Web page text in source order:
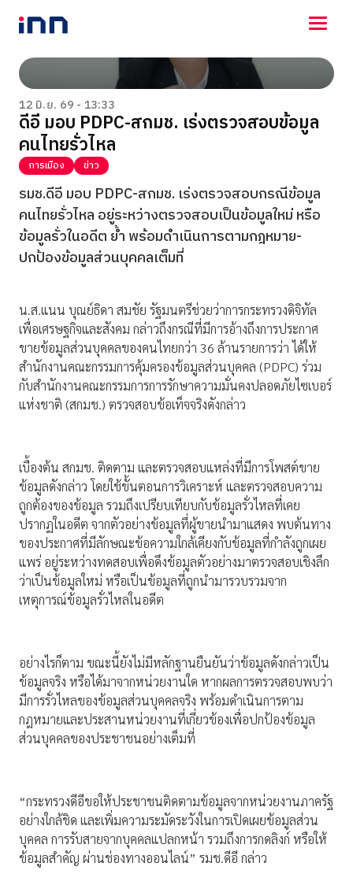
NEWS
ENTERTAINMENT
LIFESTYLE
HOROSCOPE
LOTTERY
VIDEO
ร่วมด้วยช่วยกัน
12 มิ.ย. 69 - 13:33
ดีอี มอบ PDPC-สกมช. เร่งตรวจสอบข้อมูล
คนไทยรั่วไหล
การเมือง ข่าว
รมช.ดีอี มอบ PDPC-สกมช. เร่งตรวจสอบกรณีข้อมูล
คนไทยรั่วไหล อยู่ระหว่างตรวจสอบเป็นข้อมูลใหม่ หรือ
ข้อมูลรั่วในอดีต ย้ำ พร้อมดำเนินการตามกฎหมาย-
ปกป้องข้อมูลส่วนบุคคลเต็มที่
น.ส.แนน บุณย์ธิดา สมชัย รัฐมนตรีช่วยว่าการกระทรวงดิจิทัล
เพื่อเศรษฐกิจและสังคม กล่าวถึงกรณีที่มีการอ้างถึงการประกาศ
ขายข้อมูลส่วนบุคคลของคนไทยกว่า 36 ล้านรายการว่า ได้ให้
สำนักงานคณะกรรมการคุ้มครองข้อมูลส่วนบุคคล (PDPC) ร่วม
กับสำนักงานคณะกรรมการการรักษาความมั่นคงปลอดภัยไซเบอร์
แห่งชาติ (สกมช.) ตรวจสอบข้อเท็จจริงดังกล่าว
เบื้องต้น สกมช. ติดตาม และตรวจสอบแหล่งที่มีการโพสต์ขาย
ข้อมูลดังกล่าว โดยใช้ขั้นตอนการวิเคราะห์ และตรวจสอบความ
ถูกต้องของข้อมูล รวมถึงเปรียบเทียบกับข้อมูลรั่วไหลที่เคย
ปรากฏในอดีต จากตัวอย่างข้อมูลที่ผู้ขายนำมาแสดง พบต้นทาง
ของประกาศที่มีลักษณะข้อความใกล้เคียงกับข้อมูลที่กำลังถูกเผย
แพร่ อยู่ระหว่างทดสอบเพื่อดึงข้อมูลตัวอย่างมาตรวจสอบเชิงลึก
ว่าเป็นข้อมูลใหม่ หรือเป็นข้อมูลที่ถูกนำมารวบรวมจาก
เหตุการณ์ข้อมูลรั่วไหลในอดีต
อย่างไรก็ตาม ขณะนี้ยังไม่มีหลักฐานยืนยันว่าข้อมูลดังกล่าวเป็น
ข้อมูลจริง หรือได้มาจากหน่วยงานใด หากผลการตรวจสอบพบว่า
มีการรั่วไหลของข้อมูลส่วนบุคคลจริง พร้อมดำเนินการตาม
กฎหมายและประสานหน่วยงานที่เกี่ยวข้องเพื่อปกป้องข้อมูล
ส่วนบุคคลของประชาชนอย่างเต็มที่
“กระทรวงดีอีขอให้ประชาชนติดตามข้อมูลจากหน่วยงานภาครัฐ
อย่างใกล้ชิด และเพิ่มความระมัดระวังในการเปิดเผยข้อมูลส่วน
บุคคล การรับสายจากบุคคลแปลกหน้า รวมถึงการกดลิงก์ หรือให้
ข้อมูลสำคัญ ผ่านช่องทางออนไลน์” รมช.ดีอี กล่าว